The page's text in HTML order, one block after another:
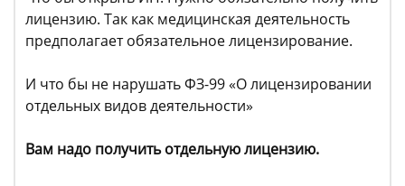
лицензию. Так как медицинская деятельность
предполагает обязательное лицензирование.
И что бы не нарушать ФЗ-99 «О лицензировании
отдельных видов деятельности»
Вам надо получить отдельную лицензию.